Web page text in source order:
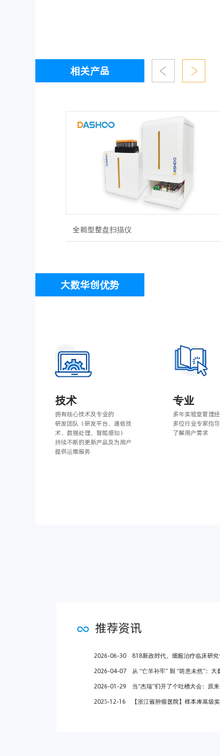
相关产品
全能型整盘扫描仪
大数华创优势
技术
拥有核心技术及专业的
研发团队（研发平台、通信技
术、数据处理、智能感知）
持续不断的更新产品及为用户
提供运维服务
专业
多年实验室管理
多位行业专家指导
了解用户需求
推荐资讯
2026-06-30 818新政时代，细胞治疗临床研究合规之路——大数华创
2026-04-07 从 “亡羊补牢” 到 “防患未然”：大数华创高校
2026-01-29 当“杰瑞”们开了个吐槽大会：原来实验动
2025-12-16 【浙江省肿瘤医院】样本库高级实践培训班——教你生物样本